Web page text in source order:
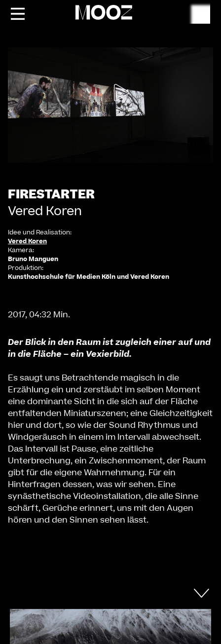
FIRESTARTER
Vered Koren
Idee und Realisation:
Vered Koren
Kamera:
Bruno Manguen
Produktion:
Kunsthochschule für Medien Köln und Vered Koren
2017, 04:32 Min.
Der Blick in den Raum ist zugleich einer auf und
in die Fläche – ein Vexierbild.
Es saugt uns Betrachtende magisch in die
Erzählung ein und zerstäubt im selben Moment
eine dominante Sicht in die sich auf der Fläche
entfaltenden Miniaturszenen; eine Gleichzeitigkeit
hier und dort, so wie der Sound Rhythmus und
Windgeräusch in einem im Intervall abwechselt.
Das Intervall ist Pause, eine zeitliche
Unterbrechung, ein Zwischenmoment, der Raum
gibt für die eigene Wahrnehmung. Für ein
Hinterfragen dessen, was wir sehen. Eine
synästhetische Videoinstallation, die alle Sinne
schärft, Gerüche erinnert, uns mit den Augen
hören und den Sinnen sehen lässt.